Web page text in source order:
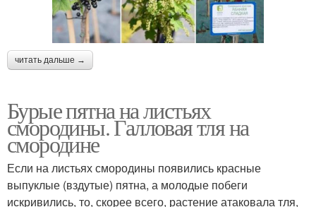
читать дальше →
Бурые пятна на листьях
смородины. Галловая тля на
смородине
Если на листьях смородины появились красные
выпуклые (вздутые) пятна, а молодые побеги
искривились, то, скорее всего, растение атаковала тля,